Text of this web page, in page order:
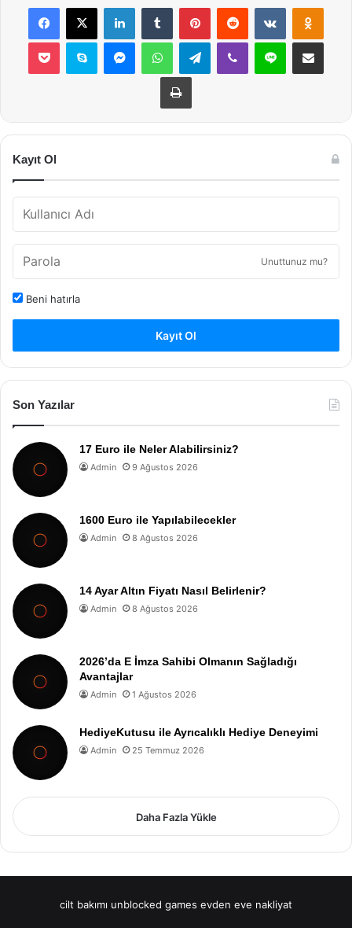
Facebook
X LinkedInTumblr PinterestReddit VKontakte
Pocket Skype MessengerWhatsAppTelegramViber Line E-Posta ile
Yazdır
Kayıt Ol
Unuttunuz mu?
Beni hatırla
Kayıt Ol
Son Yazılar
17 Euro ile Neler Alabilirsiniz?
Admin 9 Ağustos 2026
1600 Euro ile Yapılabilecekler
Admin 8 Ağustos 2026
14 Ayar Altın Fiyatı Nasıl Belirlenir?
Admin 8 Ağustos 2026
2026’da E İmza Sahibi Olmanın Sağladığı
Avantajlar
Admin 1 Ağustos 2026
HediyeKutusu ile Ayrıcalıklı Hediye Deneyimi
Admin 25 Temmuz 2026
Daha Fazla Yükle
cilt bakımı unblocked games evden eve nakliyat